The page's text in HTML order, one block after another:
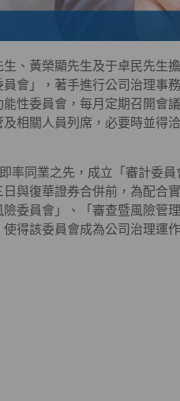
、黃榮顯先生及于卓民先生
會」，著手進行公司治理事
性委員會，每月定期召開會
相關人員列席，必要時並得
率同業之先，成立「審計委
與復華證券合併前，為配合
委員會」、「審查暨風險管
得該委員會成為公司治理運